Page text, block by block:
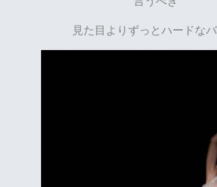
見た目よりずっとハードな